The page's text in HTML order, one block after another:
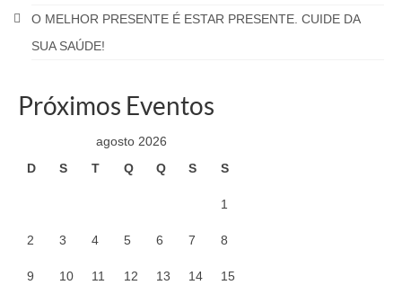
O MELHOR PRESENTE É ESTAR PRESENTE. CUIDE DA
SUA SAÚDE!
Próximos Eventos
agosto 2026
D
S T Q Q S S
1
2 3 4 5 6 7 8
9 10 11 12 13 14 15